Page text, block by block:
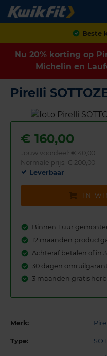
Nu 20% korting op
Michelin en
Pirelli
€ 160,00
Jouw voordeel: € 40,00
Normale prijs: € 200,00
Leverbaar
IN
Binnen 1 uur
12 maanden
Achteraf betalen of in
30 dagen
3 maanden gratis
Merk:
Type: